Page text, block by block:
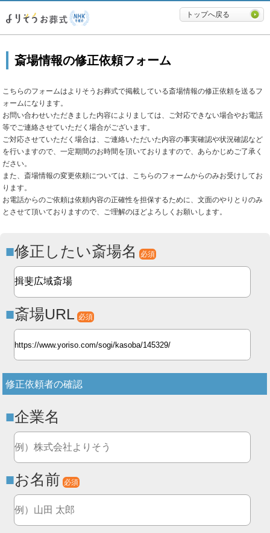
必要最低限に絞ったよりそうお
トップへ戻る
斎場情報の修正依頼フォーム
こちらのフォームはよりそうお葬式で掲載している斎場情報の修正依頼を送るフ
ォームになります。
お問い合わせいただきました内容によりましては、ご対応できない場合やお電話
等でご連絡させていただく場合がございます。
ご対応させていただく場合は、ご連絡いただいた内容の事実確認や状況確認など
を行いますので、一定期間のお時間を頂いておりますので、あらかじめご了承く
ださい。
また、斎場情報の変更依頼については、こちらのフォームからのみお受けしてお
ります。
お電話からのご依頼は依頼内容の正確性を担保するために、文面のやりとりのみ
とさせて頂いておりますので、ご理解のほどよろしくお願いします。
修正したい斎場名 必須
斎場URL 必須
修正依頼者の確認
企業名
お名前 必須